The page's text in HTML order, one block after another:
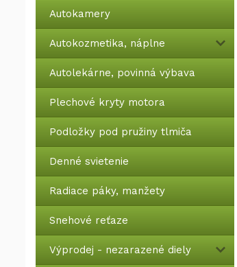
Autokamery
Autokozmetika, náplne
Autolekárne, povinná výbava
Plechové kryty motora
Podložky pod pružiny tlmiča
Denné svietenie
Radiace páky, manžety
Snehové reťaze
Výprodej - nezarazené diely